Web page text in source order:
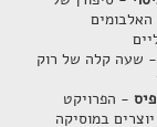
האלבומים
שעה קלה של רוק
- הפרויקט
במוסיקה